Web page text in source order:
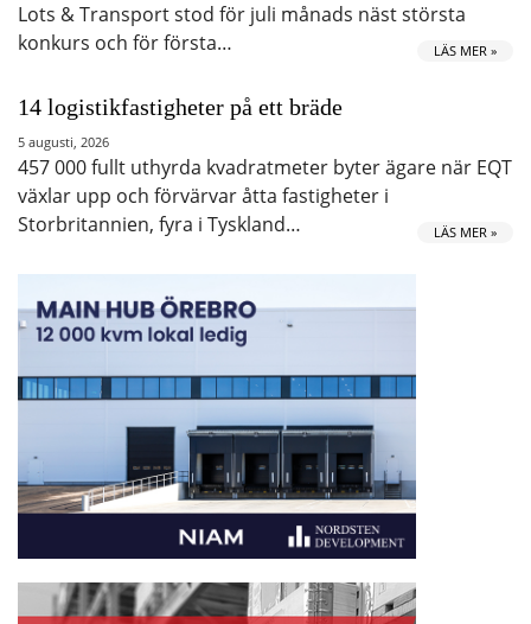
Lots & Transport stod för juli månads näst största
konkurs och för första…
LÄS MER »
14 logistikfastigheter på ett bräde
5 augusti, 2026
457 000 fullt uthyrda kvadratmeter byter ägare när EQT
växlar upp och förvärvar åtta fastigheter i
Storbritannien, fyra i Tyskland…
LÄS MER »